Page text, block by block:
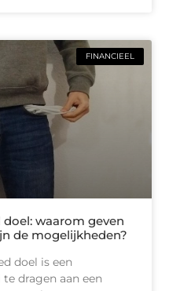
FINANCIEEL
waarom geven
de mogelijkheden?
doel is een
dragen aan een